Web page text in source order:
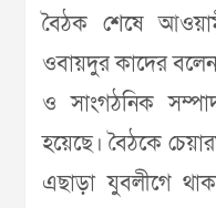
বৈঠক শেষে
ওবায়দুর কাদের বলেন,
ও সাংগঠনিক
হয়েছে। বৈঠকে
এছাড়া যুবলীগে